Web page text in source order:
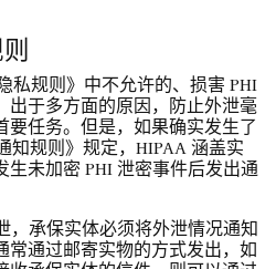
私规则》中不允许的、损害 PHI
出于多方面的原因，防止外泄毫
要任务。但是，如果确实发生了
知规则》规定，HIPAA 涵盖实
生未加密 PHI 泄密事件后发出通
，承保实体必须将外泄情况通知
常通过邮寄实物的方式发出，如